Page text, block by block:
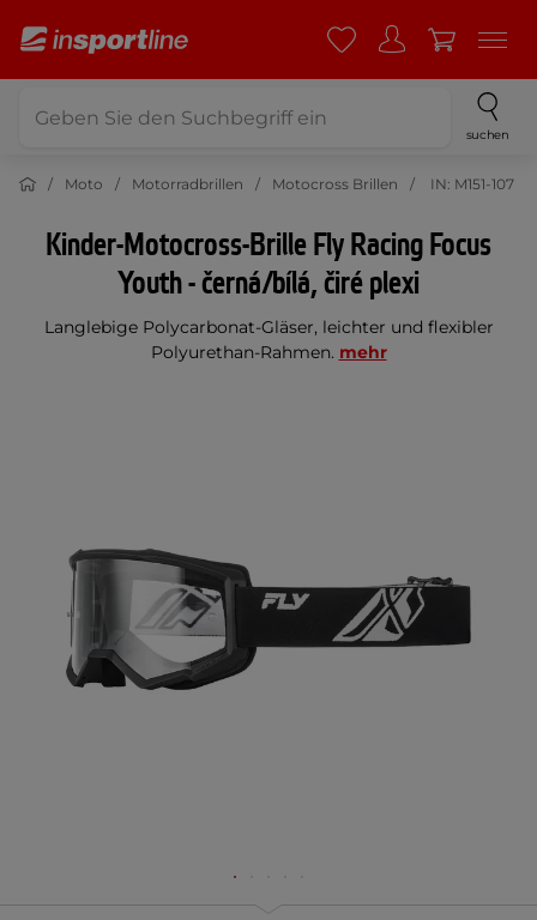
suchen
Moto Motorradbrillen Motocross Brillen IN: M151-107
Kinder-Motocross-Brille Fly Racing Focus
Youth - černá/bílá, čiré plexi
Langlebige Polycarbonat-Gläser, leichter und flexibler
Polyurethan-Rahmen. mehr